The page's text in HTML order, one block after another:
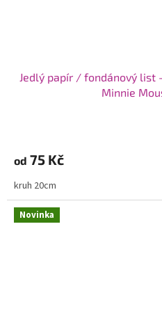
Jedlý papír / fondánový list
Minnie
od 75 Kč
kruh 20cm
Novinka